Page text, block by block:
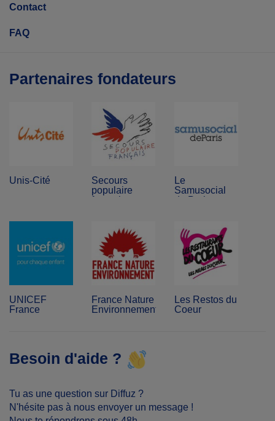
Contact
FAQ
Partenaires fondateurs
Unis-Cité
Secours
populaire
français
Le
Samusocial
de Paris
UNICEF
France
France Nature
Environnement
Les Restos du
Coeur
Besoin d'aide ?
Tu as une question sur Diffuz ?
N'hésite pas à nous envoyer un message !